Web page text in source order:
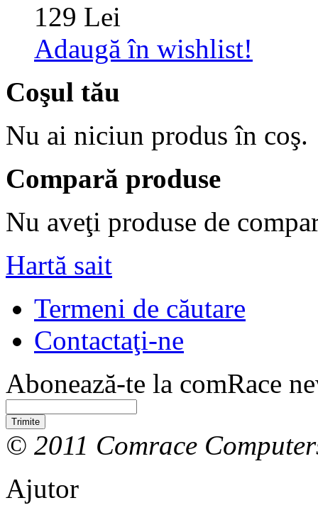
129 Lei
Adaugă în wishlist!
Coşul tău
Nu ai niciun produs în coş.
Compară produse
Nu aveţi produse de
Hartă sait
Termeni de căutare
Contactaţi-ne
Abonează-te la comRace
Trimite
© 2011 Comrace
Ajutor